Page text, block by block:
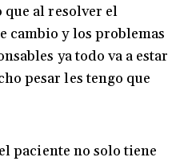
que al resolver el
cambio y los problemas
ya todo va a estar
pesar les tengo que
paciente no solo tiene